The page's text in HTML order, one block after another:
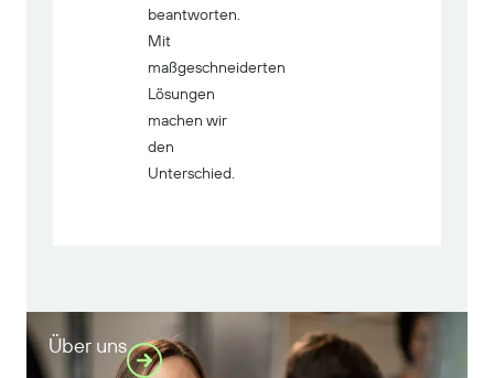
beantworten.
Mit
maßgeschneiderten
Lösungen
machen wir
den
Unterschied.
Über uns